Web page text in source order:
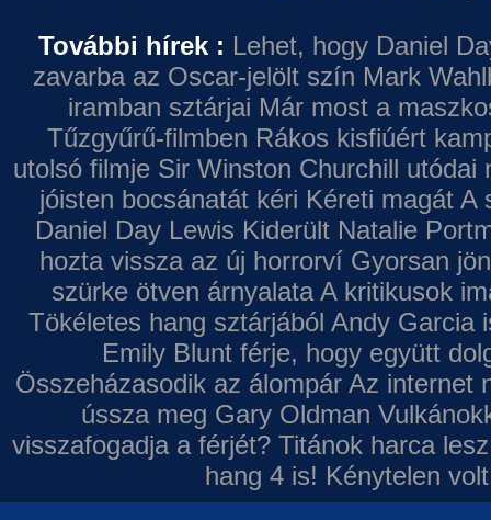
További hírek : Lehet, hogy Daniel
zavarba az Oscar-jelölt szín Mark
iramban sztárjai Már most a
Tűzgyűrű-filmben Rákos kisfiúért
utolsó filmje Sir Winston Churchill utódai
jóisten bocsánatát kéri Kéreti magát A
Daniel Day Lewis Kiderült Natalie
hozta vissza az új horrorví Gyorsan
szürke ötven árnyalata A kritikusok
Tökéletes hang sztárjából Andy Garcia
Emily Blunt férje, hogy együtt
Összeházasodik az álompár Az internet
ússza meg Gary Oldman
visszafogadja a férjét? Titánok harca
hang 4 is! Kénytelen